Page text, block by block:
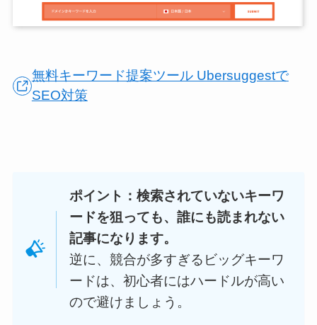
無料キーワード提案ツール Ubersuggestで
SEO対策
ポイント：検索されていないキーワ
ードを狙っても、誰にも読まれない
記事になります。
逆に、競合が多すぎるビッグキーワ
ードは、初心者にはハードルが高い
ので避けましょう。